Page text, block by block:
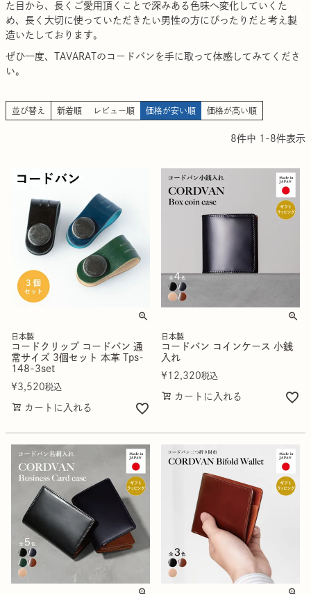
た目から、長くご愛用頂くことで深みある色味へ変化していくた
め、長く大切に使っていただきたい男性の方にぴったりだと考え製
造いたしております。
ぜひ一度、TAVARATのコードバンを手に取って体感してみてくださ
い。
並び替え 新着順 レビュー順 価格が安い順 価格が高い順
8件中 1 -8件表示
日本製
コードクリップ コードバン 通
常サイズ 3個セット 本革 Tps-
148-3set
¥3,520税込
カートに入れる
日本製
コードバン コインケース 小銭
入れ
¥ 12,320税込
カートに入れる